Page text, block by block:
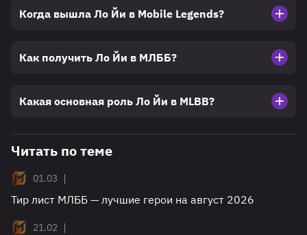
Когда вышла Ло Йи в Mobile Legends?
Как получить Ло Йи в МЛББ?
Какая основная роль Ло Йи в MLBB?
Читать по теме
01.03
|
Тир лист МЛББ — лучшие герои на август 2026
21.02 |